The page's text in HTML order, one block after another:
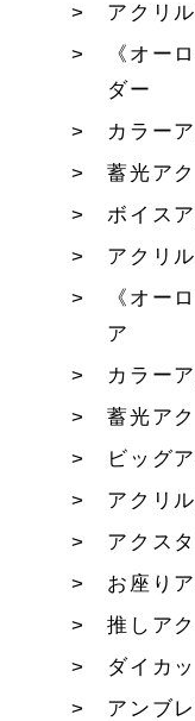
アクリ
《オー
ダー
カラー
蓄光ア
ボイス
アクリ
《オー
ア
カラー
蓄光ア
ビッグ
アクリ
アクス
お座り
推しア
ダイカ
アンブ